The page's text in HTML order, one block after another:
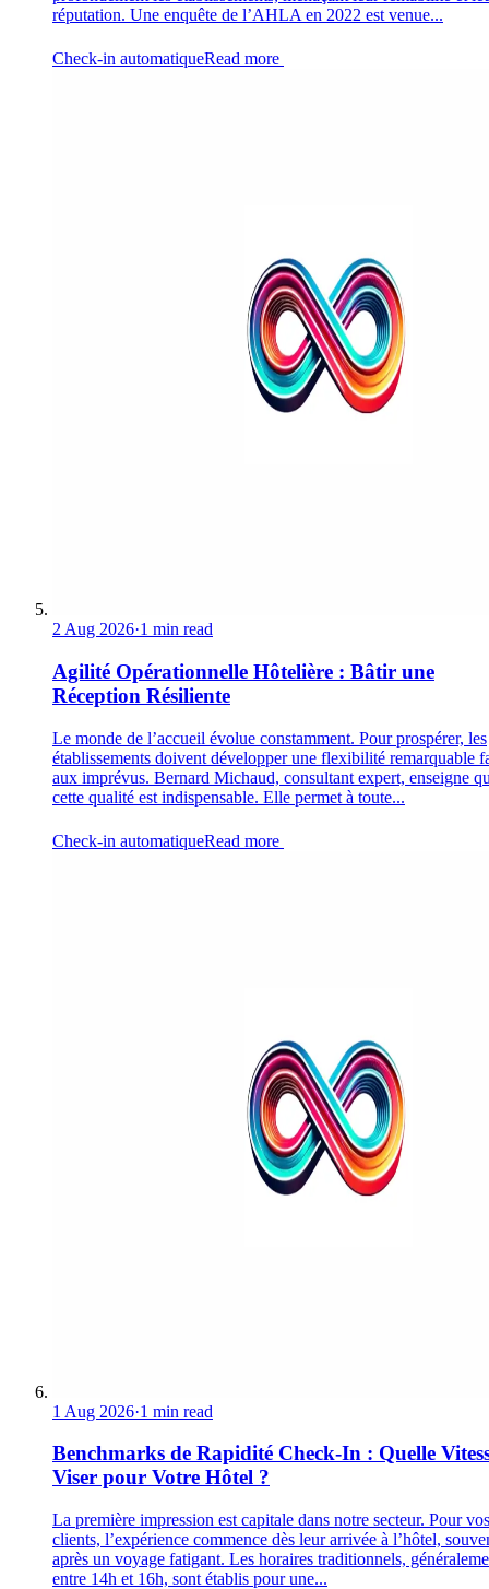
réputation. Une enquête de l’AHLA en 2022 est venue...
Check-in automatiqueRead more
2 Aug 2026·1 min read
Agilité Opérationnelle Hôtelière : Bâtir une
Réception Résiliente
Le monde de l’accueil évolue constamment. Pour prospérer, les
établissements doivent développer une flexibilité remarquable
aux imprévus. Bernard Michaud, consultant expert, enseigne
cette qualité est indispensable. Elle permet à toute...
Check-in automatiqueRead more
1 Aug 2026·1 min read
Benchmarks de Rapidité Check-In : Quelle
Viser pour Votre Hôtel ?
La première impression est capitale dans notre secteur. Pour vos
clients, l’expérience commence dès leur arrivée à l’hôtel,
après un voyage fatigant. Les horaires traditionnels,
entre 14h et 16h, sont établis pour une...